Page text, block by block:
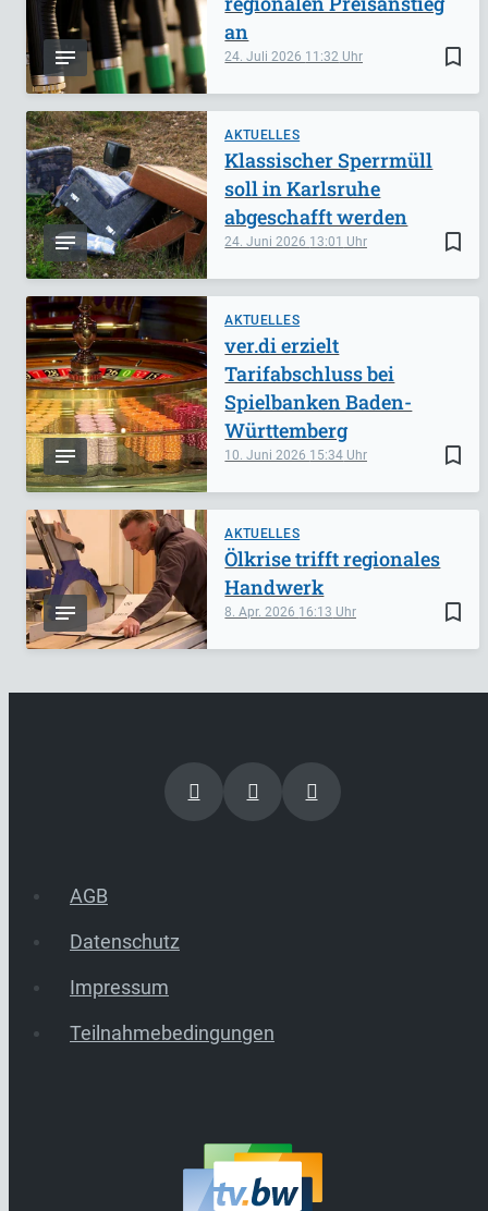
bookmark_border
24. Juli 2026 11:32
an
AKTUELLES
bookmark_border
24. Juni 2026 13:01
Klassischer Sperrmüll
soll in Karlsruhe
abgeschafft werden
AKTUELLES
bookmark_border
10. Juni 2026 15:34
ver.di erzielt
Tarifabschluss bei
Spielbanken Baden-
Württemberg
AKTUELLES
bookmark_border
8. Apr. 2026 16:13
Ölkrise trifft regionales
Handwerk
AGB
Datenschutz
Impressum
Teilnahmebedingungen